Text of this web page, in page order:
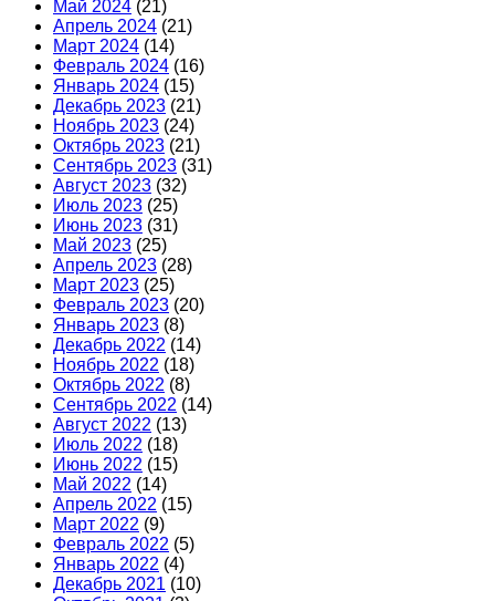
Май 2024 (21)
Апрель 2024 (21)
Март 2024 (14)
Февраль 2024 (16)
Январь 2024 (15)
Декабрь 2023 (21)
Ноябрь 2023 (24)
Октябрь 2023 (21)
Сентябрь 2023 (31)
Август 2023 (32)
Июль 2023 (25)
Июнь 2023 (31)
Май 2023 (25)
Апрель 2023 (28)
Март 2023 (25)
Февраль 2023 (20)
Январь 2023 (8)
Декабрь 2022 (14)
Ноябрь 2022 (18)
Октябрь 2022 (8)
Сентябрь 2022 (14)
Август 2022 (13)
Июль 2022 (18)
Июнь 2022 (15)
Май 2022 (14)
Апрель 2022 (15)
Март 2022 (9)
Февраль 2022 (5)
Январь 2022 (4)
Декабрь 2021 (10)